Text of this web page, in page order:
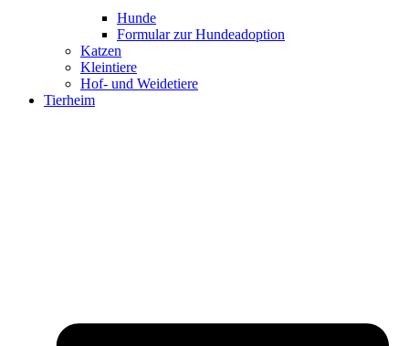
Hunde
Formular zur Hundeadoption
Katzen
Kleintiere
Hof- und Weidetiere
Tierheim